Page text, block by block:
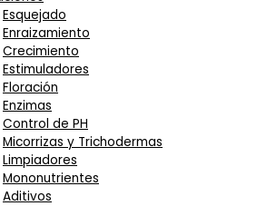
Esquejado
Enraizamiento
Crecimiento
Estimuladores
Floración
Enzimas
Control de PH
Micorrizas y Trichodermas
Limpiadores
Mononutrientes
Aditivos